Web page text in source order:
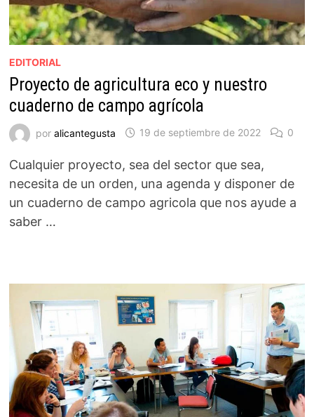
EDITORIAL
Proyecto de agricultura eco y nuestro
cuaderno de campo agrícola
por alicantegusta 19 de septiembre de 2022 0
Cualquier proyecto, sea del sector que sea,
necesita de un orden, una agenda y disponer de
un cuaderno de campo agricola que nos ayude a
saber …